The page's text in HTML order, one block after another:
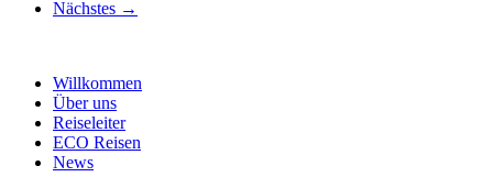
Nächstes →
Willkommen
Über uns
Reiseleiter
ECO Reisen
News